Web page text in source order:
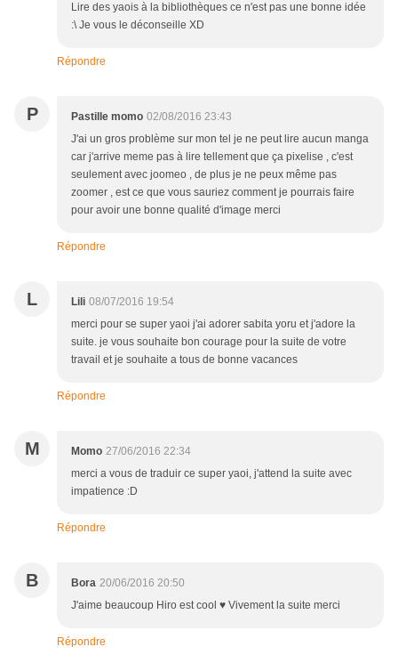
Lire des yaois à la bibliothèques ce n'est pas une bonne idée
:\ Je vous le déconseille XD
Répondre
P Pastille momo 02/08/2016 23:43
J'ai un gros problème sur mon tel je ne peut lire aucun manga
car j'arrive meme pas à lire tellement que ça pixelise , c'est
seulement avec joomeo , de plus je ne peux même pas
zoomer , est ce que vous sauriez comment je pourrais faire
pour avoir une bonne qualité d'image merci
Répondre
L Lili 08/07/2016 19:54
merci pour se super yaoi j'ai adorer sabita yoru et j'adore la
suite. je vous souhaite bon courage pour la suite de votre
travail et je souhaite a tous de bonne vacances
Répondre
M Momo 27/06/2016 22:34
merci a vous de traduir ce super yaoi, j'attend la suite avec
impatience :D
Répondre
B Bora 20/06/2016 20:50
J'aime beaucoup Hiro est cool ♥ Vivement la suite merci
Répondre